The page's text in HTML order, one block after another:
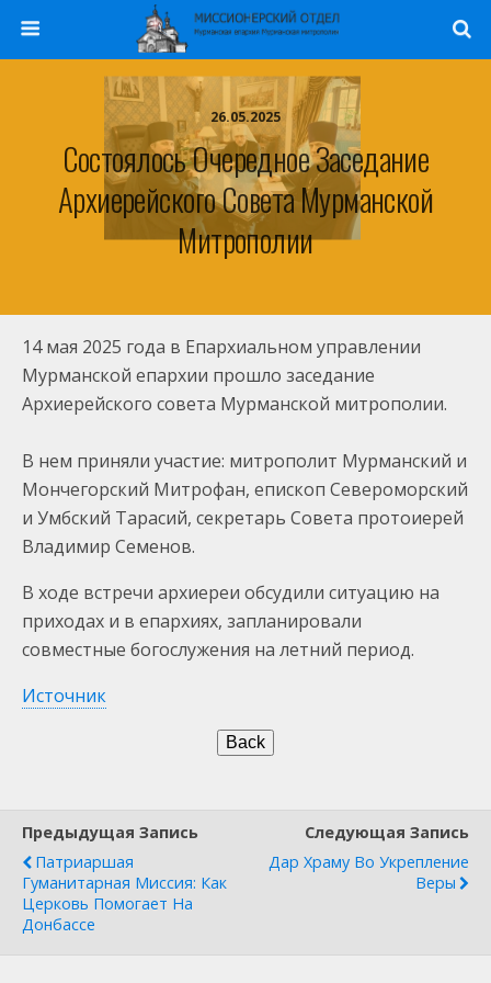
26.05.2025
Состоялось Очередное Заседание
Архиерейского Совета Мурманской
Митрополии
14 мая 2025 года в Епархиальном управлении
Мурманской епархии прошло заседание
Архиерейского совета Мурманской митрополии.
В нем приняли участие: митрополит Мурманский и
Мончегорский Митрофан, епископ Североморский
и Умбский Тарасий, секретарь Совета протоиерей
Владимир Семенов.
В ходе встречи архиереи обсудили ситуацию на
приходах и в епархиях, запланировали
совместные богослужения на летний период.
Источник
Предыдущая Запись
Патриаршая
Гуманитарная Миссия: Как
Церковь Помогает На
Донбассе
Следующая Запись
Дар Храму Во Укрепление
Веры